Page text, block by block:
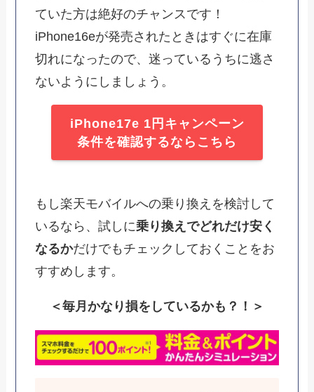
ていた方は絶好のチャンスです！
iPhone16eが発売されたときはすぐに在庫
切れになったので、迷っているうちに逃さ
ないようにしましょう。
iPhone17e 1円キャンペーン
条件を確認するならこちら
もし楽天モバイルへの乗り換えを検討して
いるなら、試しに乗り換えでどれだけ安く
なるかだけでもチェックしておくことをお
すすめします。
＜毎月かなり損をしているかも？！＞